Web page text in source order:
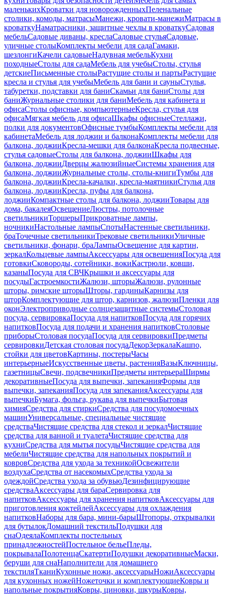
маленькихКроватки для новорожденныхПеленальные
столики, комоды, матрасыМанежи, кровати-манежиМатрасы в
кроваткуНаматрасники, защитные чехлы в кроваткуСадовая
мебельСадовые диваны, креслаСадовые стульяСадовые,
уличные столыКомплекты мебели для садаГамаки,
шезлонгиКачели садовыеНадувная мебельКухни
походныеСтолы для садаМебель для учебыСтолы, стулья
детскиеПисьменные столыРастущие столы и партыРастущие
кресла и стулья для учебыМебель для бани и сауныСтулья,
табуретки, подставки для баниСкамьи для баниСтолы для
баниЖурнальные столики для баниМебель для кабинета и
офисаСтолы офисные, компьютерныеКресла, стулья для
офисаМягкая мебель для офисаШкафы офисныеСтеллажи,
полки для документовОфисные тумбыКомплекты мебели для
кабинетаМебель для лоджии и балконаКомплекты мебели для
балкона, лоджииКресла-мешки для балконаКресла подвесные,
стулья садовыеСтолы для балкона, лоджииШкафы для
балкона, лоджииДверцы жалюзийныеСистемы хранения для
балкона, лоджииЖурнальные столы, столы-книгиТумбы для
балкона, лоджииКресла-качалки, кресла-маятникиСтулья для
балкона, лоджииКресла, пуфы для балкона,
лоджииКомпактные столы для балкона, лоджииТовары для
дома, бакалеяОсвещениеЛюстры, потолочные
светильникиТоршерыПрикроватные лампы,
ночникиНастольные лампыСпотыНастенные светильники,
браТочечные светильникиТрековые светильникиУличные
светильники, фонари, браЛампыОсвещение для картин,
зеркалКольцевые лампыАксессуары для освещенияПосуда для
готовкиСковороды, сотейники, вокиКастрюли, ковши,
казаныПосуда для СВЧКрышки и аксессуары для
посудыГастроемкостиЖалюзи, шторыЖалюзи, рулонные
шторы, римские шторыШторы, гардиныКарнизы для
шторКомплектующие для штор, карнизов, жалюзиПленки для
оконЭлектроприводные солнцезащитные системыСтоловая
посуда, сервировкаПосуда для напитковПосуда для горячих
напитковПосуда для подачи и хранения напитковСтоловые
приборыСтоловая посудаПосуда для сервировкиПредметы
сервировкиДетская столовая посудаДекорЗеркалаКашпо,
стойки для цветовКартины, постерыЧасы
интерьерныеИскусственные цветы, растенияВазыКлючницы,
газетницыСвечи, подсвечникиПредметы интерьераШирмы
декоративныеПосуда для выпечки, запеканияФормы для
выпечки, запеканияПосуда для запеканияАксессуары для
выпечкиБумага, фольга, рукава для выпечкиБытовая
химияСредства для стиркиСредства для посудомоечных
машинУниверсальные, специальные чистящие
средстваЧистящие средства для стекол и зеркалЧистящие
средства для ванной и туалетаЧистящие средства для
кухниСредства для мытья посудыЧистящие средства для
мебелиЧистящие средства для напольных покрытий и
ковровСредства для ухода за техникойОсвежители
воздухаСредства от насекомыхСредства ухода за
одеждойСредства ухода за обувьюДезинфицирующие
средстваАксессуары для бараСервировка для
напитковАксессуары для хранения напитковАксессуары для
приготовления коктейлейАксессуары для охлаждения
напитковНаборы для бара, мини-барыШтопоры, открывалки
для бутылокДомашний текстильПодушки для
снаОдеялаКомплекты постельных
принадлежностейПостельное бельеПледы,
покрывалаПолотенцаСкатертиПодушки декоративныеМаски,
беруши для снаНаполнители для домашнего
текстиляТканиКухонные ножи, аксессуарыНожиАксессуары
для кухонных ножейНожеточки и комплектующиеКовры и
напольные покрытияКовры, циновки, шкурыКовры,